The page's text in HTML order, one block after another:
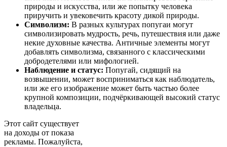
природы и искусства, или же попытку человека
приручить и увековечить красоту дикой природы.
Символизм: В разных культурах попугаи могут
символизировать мудрость, речь, путешествия или даже
некие духовные качества. Античные элементы могут
добавлять символизма, связанного с классическими
добродетелями или мифологией.
Наблюдение и статус: Попугай, сидящий на
возвышении, может восприниматься как наблюдатель,
или же его изображение может быть частью более
крупной композиции, подчёркивающей высокий статус
владельца.
Этот сайт существует
на доходы от показа
рекламы. Пожалуйста,